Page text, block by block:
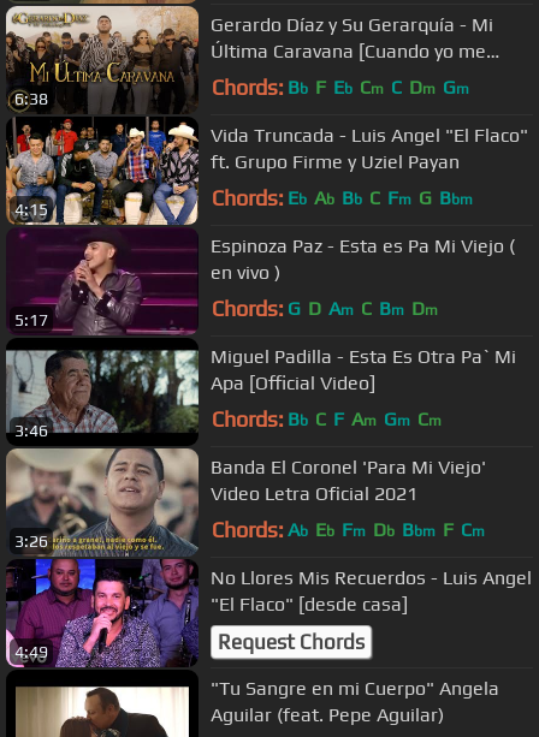
6:38
Gerardo Díaz y Su Gerarquía - Mi
Última Caravana [Cuando yo me
muera] (Video Oficial)
Chords: Bb F Eb Cm C Dm Gm
4:15
Vida Truncada - Luis Angel "El Flaco"
ft. Grupo Firme y Uziel Payan
Chords: Eb Ab Bb C Fm G Bbm
5:17
Espinoza Paz - Esta es Pa Mi Viejo (
en vivo )
Chords: G D Am C Bm Dm
3:46
Miguel Padilla - Esta Es Otra Pa` Mi
Apa [Official Video]
Chords: Bb C F Am Gm Cm
3:26
Banda El Coronel 'Para Mi Viejo'
Video Letra Oficial 2021
Chords: Ab Eb Fm Db Bbm F Cm
4:49
No Llores Mis Recuerdos - Luis Angel
"El Flaco" [desde casa]
Request Chords
"Tu Sangre en mi Cuerpo" Angela
Aguilar (feat. Pepe Aguilar)